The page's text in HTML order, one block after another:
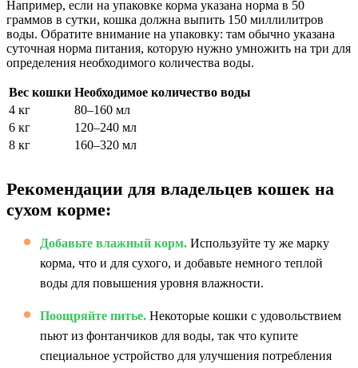
Например, если на упаковке корма указана норма в 50
граммов в сутки, кошка должна выпить 150 миллилитров
воды. Обратите внимание на упаковку: там обычно указана
суточная норма питания, которую нужно умножить на три для
определения необходимого количества воды.
Вес кошки Необходимое количество воды
4 кг
80–160 мл
6 кг
120–240 мл
8 кг
160–320 мл
Рекомендации для владельцев кошек на
сухом корме:
Добавьте влажный корм. Используйте ту же марку
корма, что и для сухого, и добавьте немного теплой
воды для повышения уровня влажности.
Поощряйте питье. Некоторые кошки с удовольствием
пьют из фонтанчиков для воды, так что купите
специальное устройство для улучшения потребления